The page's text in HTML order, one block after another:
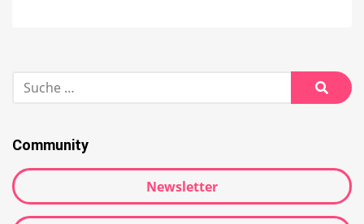
Community
Newsletter